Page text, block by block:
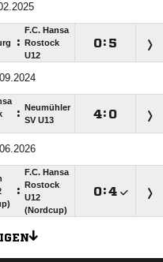
:
F.C. Hansa
Rostock
U12
: 
:
Neumühler
SV U13
: 
:
F.C. Hansa
Rostock
U12
(Nordcup)
: